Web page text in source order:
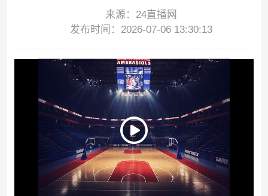
来源：24直播网
发布时间：2026-07-06 13:30:13